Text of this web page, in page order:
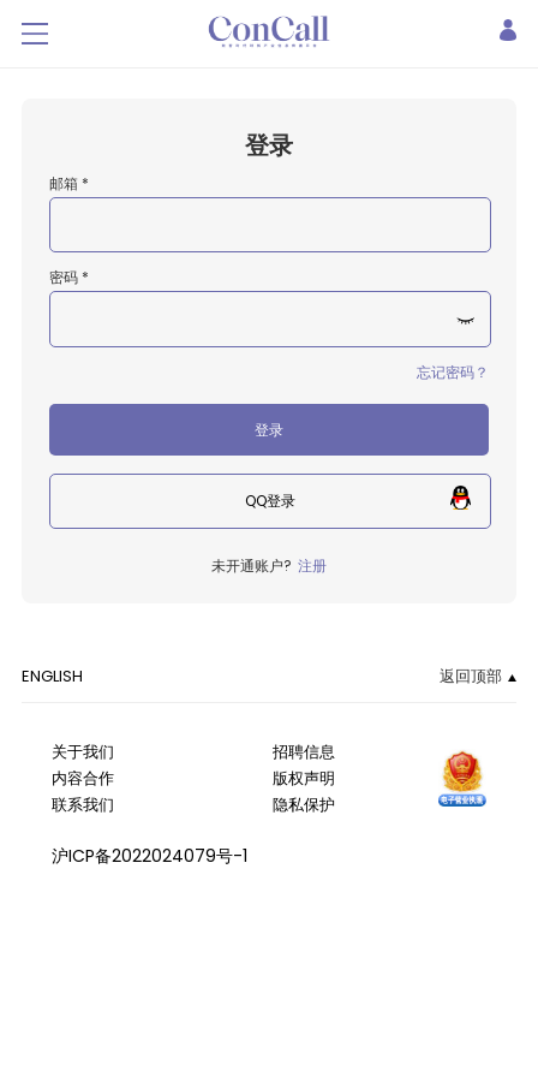
登录
邮箱 *
密码 *
忘记密码？
登录
QQ登录
未开通账户? 注册
ENGLISH 返回顶部
关于我们
内容合作
联系我们
招聘信息
版权声明
隐私保护
沪ICP备2022024079号-1